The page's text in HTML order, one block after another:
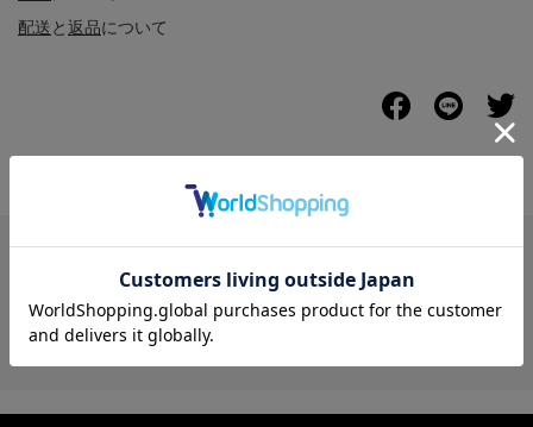
配送と返品について
レビュー